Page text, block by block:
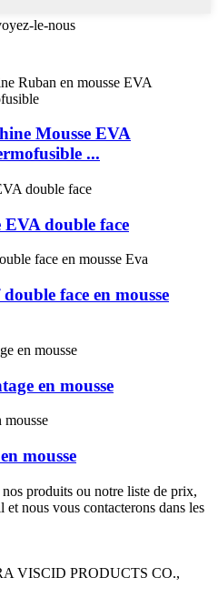
le-nous
Mousse EVA
...
EVA double face
face en mousse
en mousse
mousse
produits ou notre liste de prix,
nous vous contacterons dans les
VISCID PRODUCTS CO.,